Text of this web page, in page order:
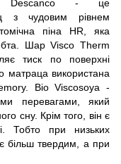
Descanco - це
з чудовим рівнем
піна HR, яка
Шар Visco Therm
тиск по поверхні
матраца використана
Bio Viscosoya -
перевагами, який
сну. Крім того, він є
Тобто при низьких
більш твердим, а при